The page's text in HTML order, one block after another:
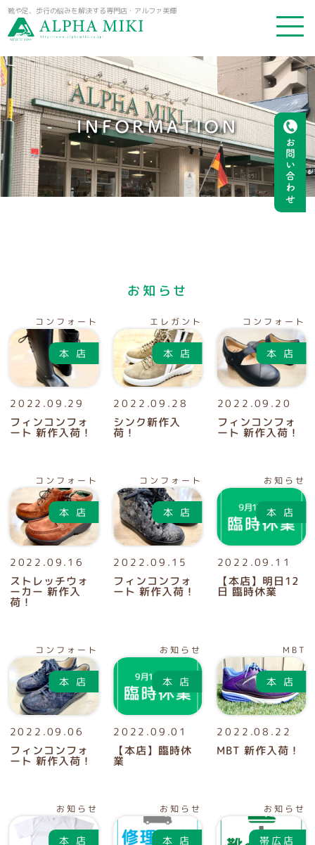
靴や足、歩行の悩みを解決する専門店・アルファ美輝
お問い合わせ
INFORMATION
お知らせ
コンフォート
2022.09.29
フィンコンフォ
ート 新作入荷！
エレガント
2022.09.28
シンク新作入
荷！
コンフォート
2022.09.20
フィンコンフォ
ート 新作入荷！
コンフォート
2022.09.16
ストレッチウォ
ーカー 新作入
荷！
コンフォート
2022.09.15
フィンコンフォ
ート 新作入荷！
お知らせ
2022.09.11
【本店】明日12
日 臨時休業
コンフォート
2022.09.06
フィンコンフォ
ート 新作入荷！
お知らせ
2022.09.01
【本店】臨時休
業
MBT
2022.08.22
MBT 新作入荷！
お知らせ お知らせ お知らせ